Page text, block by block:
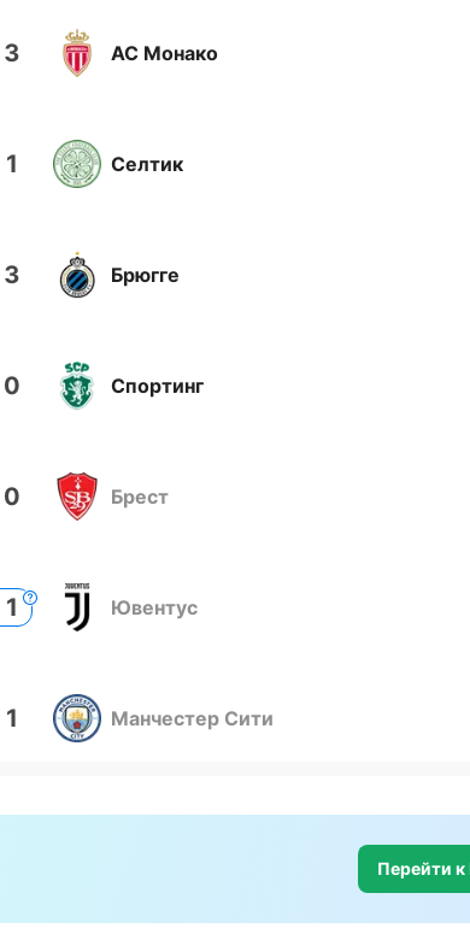
3 АС Монако
1 Селтик
3 Брюгге
0 Спортинг
0 Брест
1 Ювентус
1 Манчестер Сити
Перейти к